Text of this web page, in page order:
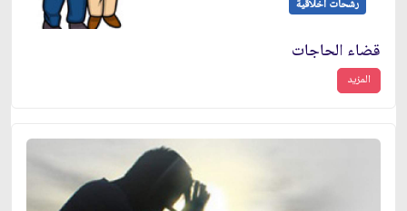
رشحات أخلاقية
قضاء الحاجات
المزيد